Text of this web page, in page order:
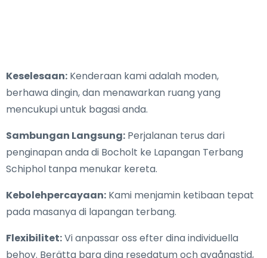
Keselesaan: Kenderaan kami adalah moden,
berhawa dingin, dan menawarkan ruang yang
mencukupi untuk bagasi anda.
Sambungan Langsung: Perjalanan terus dari
penginapan anda di Bocholt ke Lapangan Terbang
Schiphol tanpa menukar kereta.
Kebolehpercayaan: Kami menjamin ketibaan tepat
pada masanya di lapangan terbang.
Flexibilitet:Vi anpassar oss efter dina individuella
behov. Berätta bara dina resedatum och avgångstid,